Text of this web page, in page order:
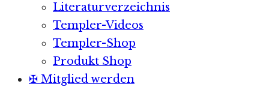
Literaturverzeichnis
Templer-Videos
Templer-Shop
Produkt Shop
✠ Mitglied werden